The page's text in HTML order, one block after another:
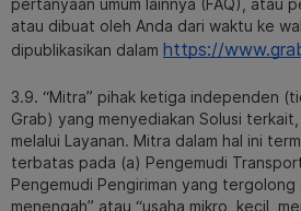
pertanyaan umum lainnya (FAQ), atau
atau dibuat oleh Anda dari waktu ke
dipublikasikan dalam https://
3.9. “Mitra” pihak ketiga independen
Grab) yang menyediakan Solusi
melalui Layanan. Mitra dalam hal ini
terbatas pada (a) Pengemudi
Pengemudi Pengiriman yang tergolong
menengah” atau “usaha mikro, kecil,